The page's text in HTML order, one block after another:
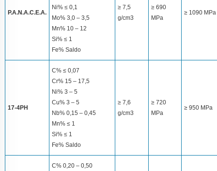
P.A.N.A.C.E.A.
Ni% ≤ 0,1
Mo% 3,0 – 3,5
Mn% 10 – 12
Si% ≤ 1
Fe% Saldo
≥ 7,5
g/cm3
≥ 690
MPa
≥ 1090 MPa
17-4PH
C% ≤ 0,07
Cr% 15 – 17,5
Ni% 3 – 5
Cu% 3 – 5
Nb% 0,15 – 0,45
Mn% ≤ 1
Si% ≤ 1
Fe% Saldo
≥ 7,6
g/cm3
≥ 720
MPa
≥ 950 MPa
C% 0,20 – 0,50